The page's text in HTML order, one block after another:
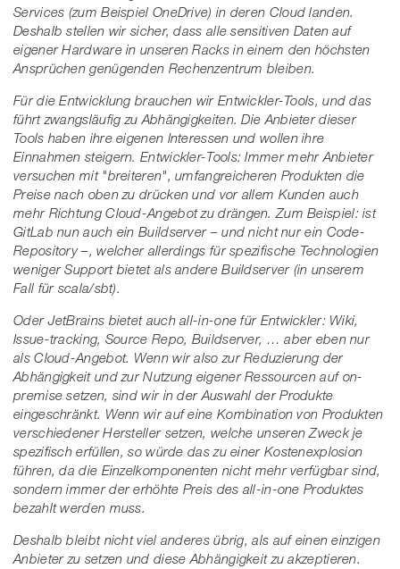
Services (zum Beispiel OneDrive) in deren Cloud landen.
Deshalb stellen wir sicher, dass alle sensitiven Daten auf
eigener Hardware in unseren Racks in einem den höchsten
Ansprüchen genügenden Rechenzentrum bleiben.
Für die Entwicklung brauchen wir Entwickler-Tools, und das
führt zwangsläufig zu Abhängigkeiten. Die Anbieter dieser
Tools haben ihre eigenen Interessen und wollen ihre
Einnahmen steigern. Entwickler-Tools: Immer mehr Anbieter
versuchen mit "breiteren", umfangreicheren Produkten die
Preise nach oben zu drücken und vor allem Kunden auch
mehr Richtung Cloud-Angebot zu drängen. Zum Beispiel: ist
GitLab nun auch ein Buildserver – und nicht nur ein Code-
Repository –, welcher allerdings für spezifische Technologien
weniger Support bietet als andere Buildserver (in unserem
Fall für scala/sbt).
Oder JetBrains bietet auch all-in-one für Entwickler: Wiki,
Issue-tracking, Source Repo, Buildserver, … aber eben nur
als Cloud-Angebot. Wenn wir also zur Reduzierung der
Abhängigkeit und zur Nutzung eigener Ressourcen auf on-
premise setzen, sind wir in der Auswahl der Produkte
eingeschränkt. Wenn wir auf eine Kombination von Produkten
verschiedener Hersteller setzen, welche unseren Zweck je
spezifisch erfüllen, so würde das zu einer Kostenexplosion
führen, da die Einzelkomponenten nicht mehr verfügbar sind,
sondern immer der erhöhte Preis des all-in-one Produktes
bezahlt werden muss.
Deshalb bleibt nicht viel anderes übrig, als auf einen einzigen
Anbieter zu setzen und diese Abhängigkeit zu akzeptieren.